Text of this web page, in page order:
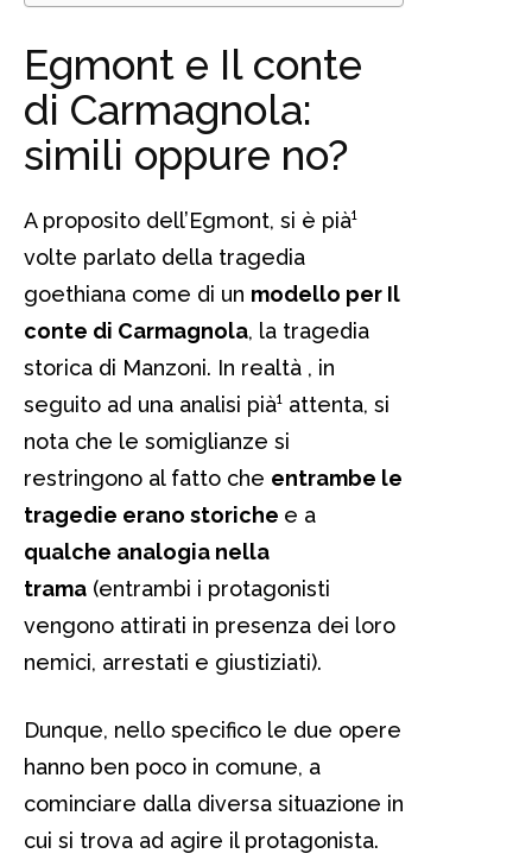
Egmont e Il conte
di Carmagnola:
simili oppure no?
A proposito dell’Egmont, si è pià¹
volte parlato della tragedia
goethiana come di un modello per Il
conte di Carmagnola, la tragedia
storica di Manzoni. In realtà , in
seguito ad una analisi pià¹ attenta, si
nota che le somiglianze si
restringono al fatto che entrambe le
tragedie erano storiche e a
qualche analogia nella
trama (entrambi i protagonisti
vengono attirati in presenza dei loro
nemici, arrestati e giustiziati).
Dunque, nello specifico le due opere
hanno ben poco in comune, a
cominciare dalla diversa situazione in
cui si trova ad agire il protagonista.